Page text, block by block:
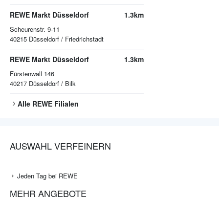
REWE Markt Düsseldorf
Scheurenstr. 9-11
40215 Düsseldorf / Friedrichstadt
1.3km
REWE Markt Düsseldorf
Fürstenwall 146
40217 Düsseldorf / Bilk
1.3km
Alle REWE Filialen
AUSWAHL VERFEINERN
Jeden Tag bei REWE
MEHR ANGEBOTE